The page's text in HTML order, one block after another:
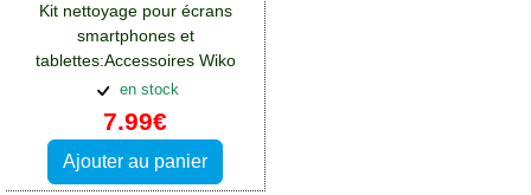
Kit nettoyage pour écrans
smartphones et
tablettes:Accessoires Wiko
View 4 Lite
en stock
7.99€
Ajouter au panier